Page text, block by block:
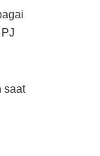
saat